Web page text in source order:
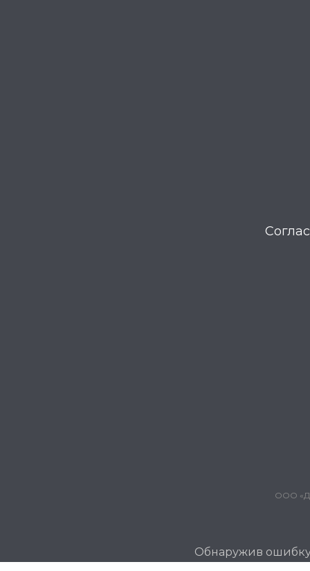
ООО
Обнаружив ошибку